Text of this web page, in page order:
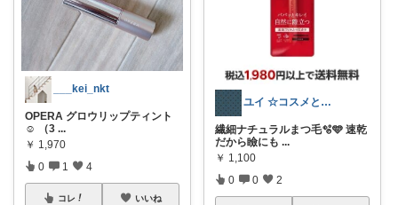
___kei_nkt
OPERA グロウリップティント
☺︎ （3 ...
￥ 1,970
0 1 4
コレ いいね
ユイ ☆コスメと毎日のお気に入り
繊細ナチュラルまつ毛🫧🩵 速乾
だから瞼にも ...
￥ 1,100
0 0 2